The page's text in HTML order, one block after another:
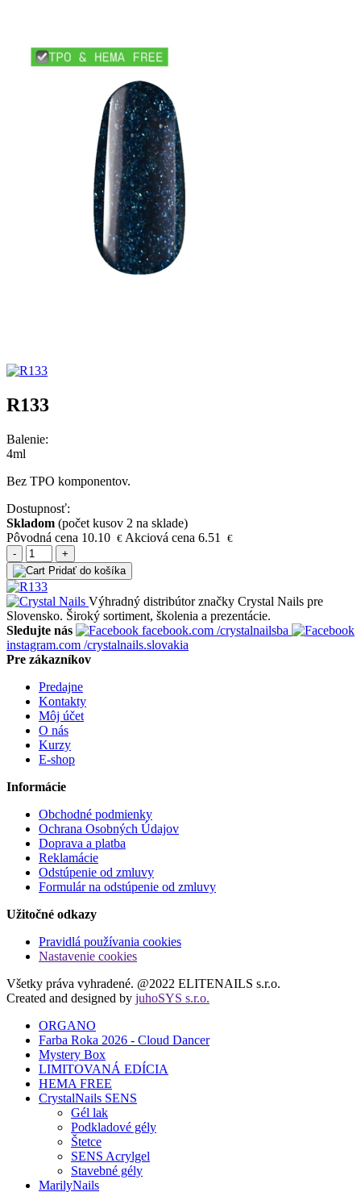
R133
Balenie:
4ml
Bez TPO komponentov.
Dostupnosť:
Skladom (počet kusov 2 na sklade)
Pôvodná cena 10.10 € Akciová cena 6.51 €
-
+
Pridať do košíka
Výhradný distribútor značky Crystal Nails pre
Slovensko. Široký sortiment, školenia a prezentácie.
Sledujte nás
facebook.com /crystalnailsba
instagram.com /crystalnails.slovakia
Pre zákazníkov
Predajne
Kontakty
Môj účet
O nás
Kurzy
E-shop
Informácie
Obchodné podmienky
Ochrana Osobných Údajov
Doprava a platba
Reklamácie
Odstúpenie od zmluvy
Formulár na odstúpenie od zmluvy
Užitočné odkazy
Pravidlá používania cookies
Nastavenie cookies
Všetky práva vyhradené. @2022 ELITENAILS s.r.o.
Created and designed by juhoSYS s.r.o.
ORGANO
Farba Roka 2026 - Cloud Dancer
Mystery Box
LIMITOVANÁ EDÍCIA
HEMA FREE
CrystalNails SENS
Gél lak
Podkladové gély
Štetce
SENS Acrylgel
Stavebné gély
MarilyNails